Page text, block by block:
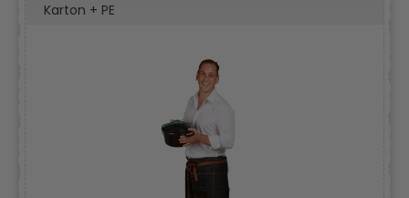
Karton + PE